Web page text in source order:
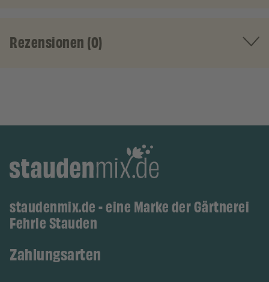
Rezensionen (0)
staudenmix.de - eine Marke der Gärtnerei
Fehrle Stauden
Zahlungsarten